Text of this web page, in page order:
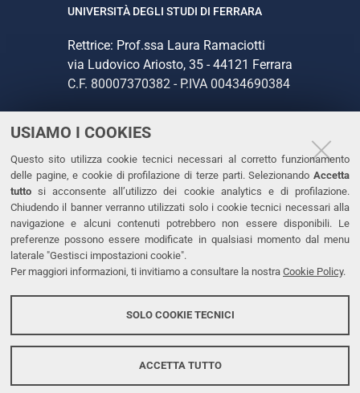
USIAMO I COOKIES
Questo sito utilizza cookie tecnici necessari al corretto funzionamento
delle pagine, e cookie di profilazione di terze parti. Selezionando Accetta
tutto si acconsente all’utilizzo dei cookie analytics e di profilazione.
Chiudendo il banner verranno utilizzati solo i cookie tecnici necessari alla
navigazione e alcuni contenuti potrebbero non essere disponibili. Le
preferenze possono essere modificate in qualsiasi momento dal menu
laterale "Gestisci impostazioni cookie".
Per maggiori informazioni, ti invitiamo a consultare la nostra Cookie Policy.
SOLO COOKIE TECNICI
ACCETTA TUTTO
UNIVERSITÀ DEGLI STUDI DI FERRARA
Rettrice: Prof.ssa Laura Ramaciotti
via Ludovico Ariosto, 35 - 44121 Ferrara
C.F. 80007370382 - P.IVA 00434690384
CONTATTI
Tel. +39 0532 293111
Fax. +39 0532 293031
PEC
LINKS
Dichiarazione di accessibilità
Protezione dati personali